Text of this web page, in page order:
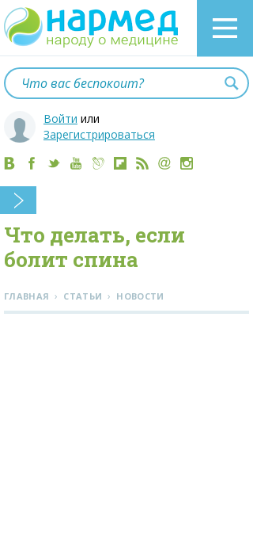
Войти или
Зарегистрироваться
Что делать, если
болит спина
ГЛАВНАЯ › СТАТЬИ › НОВОСТИ